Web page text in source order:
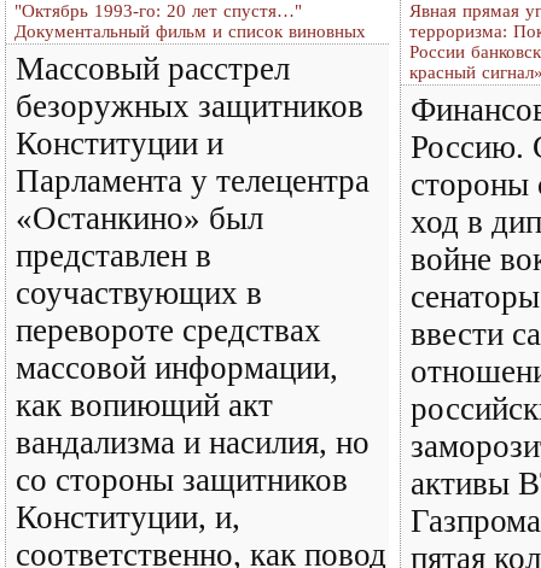
"Октябрь 1993-го: 20 лет спустя…"
Документальный фильм и список виновных
Массовый расстрел
безоружных защитников
Конституции и
Парламента у телецентра
«Останкино» был
представлен в
соучаствующих в
перевороте средствах
массовой информации,
как вопиющий акт
вандализма и насилия, но
со стороны защитников
Конституции, и,
соответственно, как повод
Явная прямая
терроризма:
России
красный
Россию.
стороны
ход в
войне
ввести
активы
пятая